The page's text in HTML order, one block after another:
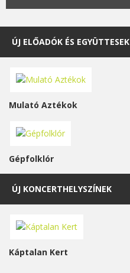
ÚJ ELŐADÓK ÉS EGYÜTTESEK
Mulató Aztékok
Gépfolklór
ÚJ KONCERTHELYSZÍNEK
Káptalan Kert